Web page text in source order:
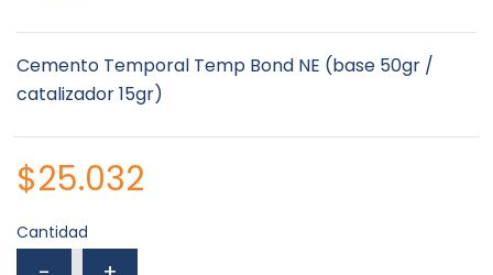
Cemento Temporal Temp Bond NE (base 50gr /
catalizador 15gr)
$25.032
Cantidad